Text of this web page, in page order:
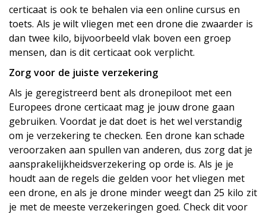
certificaat is ook te behalen via een online cursus en
toets. Als je wilt vliegen met een drone die zwaarder is
dan twee kilo, bijvoorbeeld vlak boven een groep
mensen, dan is dit certificaat ook verplicht.
Zorg voor de juiste verzekering
Als je geregistreerd bent als dronepiloot met een
Europees drone certificaat mag je jouw drone gaan
gebruiken. Voordat je dat doet is het wel verstandig
om je verzekering te checken. Een drone kan schade
veroorzaken aan spullen van anderen, dus zorg dat je
aansprakelijkheidsverzekering op orde is. Als je je
houdt aan de regels die gelden voor het vliegen met
een drone, en als je drone minder weegt dan 25 kilo zit
je met de meeste verzekeringen goed. Check dit voor